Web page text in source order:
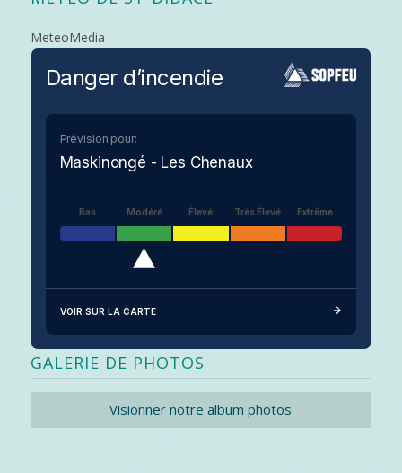
MeteoMedia
Danger d’incendie
Prévision pour:
Maskinongé - Les Chenaux
Bas Modéré Élevé Très Élevé Extrême
VOIR SUR LA CARTE
GALERIE DE PHOTOS
Visionner notre album photos